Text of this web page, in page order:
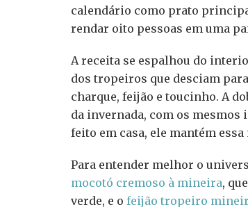
calendário como prato
rendar oito pessoas em uma
A receita se espalhou do
dos tropeiros que desciam
charque, feijão e toucinho. A
da invernada, com os mesmos
feito em casa, ele mantém
Para entender melhor o
mocotó cremoso à mineira,
verde, e o feijão tropeiro